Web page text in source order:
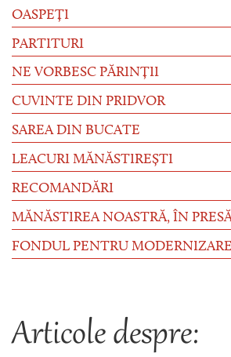
OASPEȚI
PARTITURI
NE VORBESC PĂRINȚII
CUVINTE DIN PRIDVOR
SAREA DIN BUCATE
LEACURI MĂNĂSTIREȘTI
RECOMANDĂRI
MĂNĂSTIREA NOASTRĂ, ÎN
FONDUL PENTRU MODERNIZARE
Articole despre: